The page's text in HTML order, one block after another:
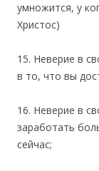
умножится, у
Христос)
15. Неверие в
в то, что вы
16. Неверие в
заработать
сейчас;